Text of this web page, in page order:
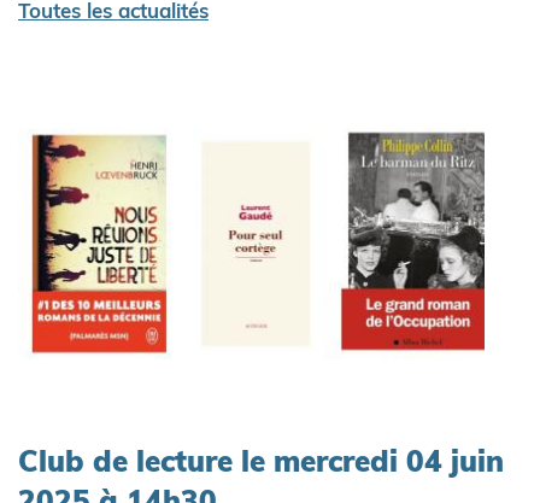
Toutes les actualités
Club de lecture le mercredi 04 juin